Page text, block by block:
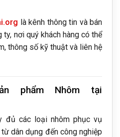
là kênh thông tin và bán
ty, nơi quý khách hàng có thể
thông số kỹ thuật và liên hệ
phẩm Nhôm tại
đủ các loại nhôm phục vụ
dân dụng đến công nghiệp